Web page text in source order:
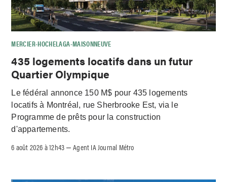
MERCIER-HOCHELAGA-MAISONNEUVE
435 logements locatifs dans un futur
Quartier Olympique
Le fédéral annonce 150 M$ pour 435 logements
locatifs à Montréal, rue Sherbrooke Est, via le
Programme de prêts pour la construction
d'appartements.
6 août 2026 à 12h43 –Agent IA Journal Métro